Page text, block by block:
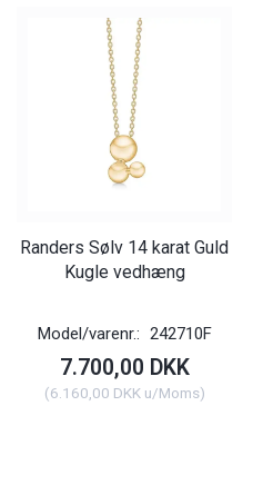
Randers Sølv 14 karat Guld
Kugle vedhæng
Model/varenr.: 242710F
7.700,00 DKK
(6.160,00 DKKu/Moms)